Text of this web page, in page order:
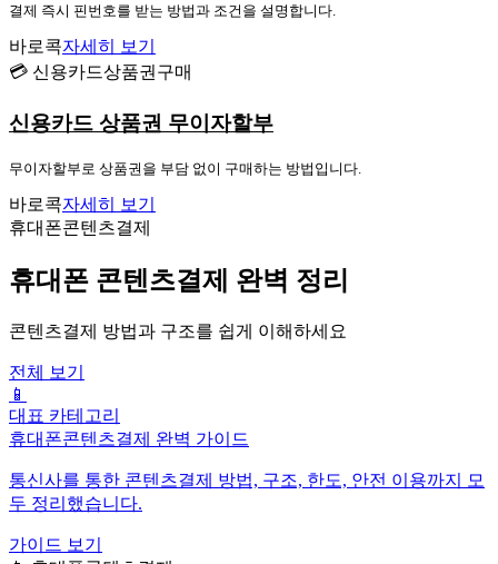
결제 즉시 핀번호를 받는 방법과 조건을 설명합니다.
바로콕자세히 보기
💳 신용카드상품권구매
신용카드 상품권 무이자할부
무이자할부로 상품권을 부담 없이 구매하는 방법입니다.
바로콕자세히 보기
휴대폰콘텐츠결제
휴대폰 콘텐츠결제 완벽 정리
콘텐츠결제 방법과 구조를 쉽게 이해하세요
전체 보기
📱
대표 카테고리
휴대폰콘텐츠결제 완벽 가이드
통신사를 통한 콘텐츠결제 방법, 구조, 한도, 안전 이용까지 모
두 정리했습니다.
가이드 보기